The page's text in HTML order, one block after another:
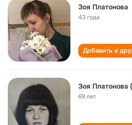
Зоя Платонова
43 года
Добавить в
Зоя Платонова
69 лет